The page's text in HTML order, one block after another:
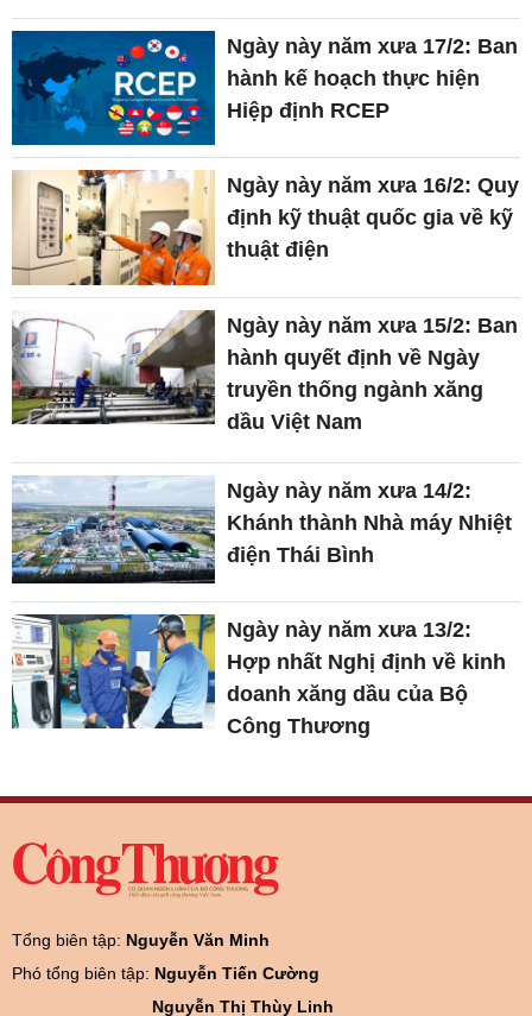
Ngày này năm xưa 17/2: Ban
hành kế hoạch thực hiện
Hiệp định RCEP
Ngày này năm xưa 16/2: Quy
định kỹ thuật quốc gia về kỹ
thuật điện
Ngày này năm xưa 15/2: Ban
hành quyết định về Ngày
truyền thống ngành xăng
dầu Việt Nam
Ngày này năm xưa 14/2:
Khánh thành Nhà máy Nhiệt
điện Thái Bình
Ngày này năm xưa 13/2:
Hợp nhất Nghị định về kinh
doanh xăng dầu của Bộ
Công Thương
Tổng biên tập: Nguyễn Văn Minh
Phó tổng biên tập: Nguyễn Tiến Cường
Nguyễn Thị Thùy Linh